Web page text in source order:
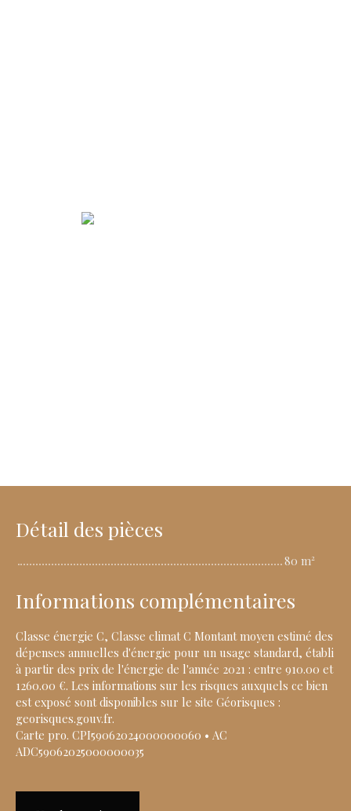
Détail des pièces
80 m²
Informations complémentaires
Classe énergie C, Classe climat C Montant moyen estimé des
dépenses annuelles d'énergie pour un usage standard, établi
à partir des prix de l'énergie de l'année 2021 : entre 910.00 et
1260.00 €. Les informations sur les risques auxquels ce bien
est exposé sont disponibles sur le site Géorisques :
georisques.gouv.fr.
Carte pro. CPI59062024000000060 • AC
ADC59062025000000035